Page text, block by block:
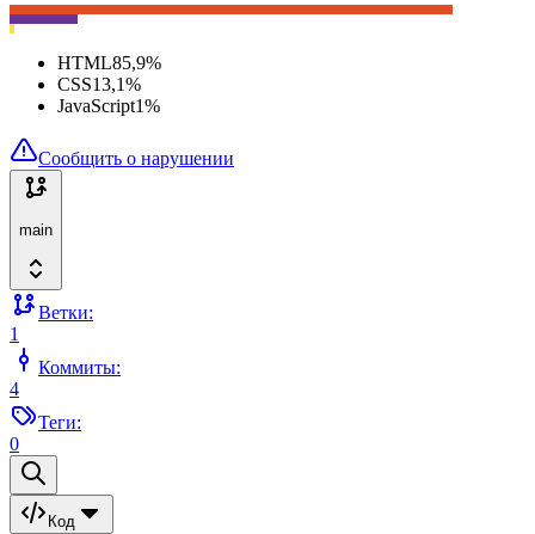
HTML85,9%
CSS13,1%
JavaScript1%
Сообщить о нарушении
main
Ветки:
1
Коммиты:
4
Теги:
0
Код